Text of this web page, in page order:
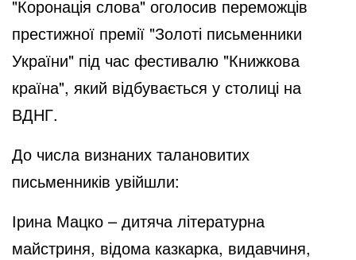
"Коронація слова" оголосив переможців
престижної премії "Золоті письменники
України" під час фестивалю "Книжкова
країна", який відбувається у столиці на
ВДНГ.
До числа визнаних талановитих
письменників увійшли:
Ірина Мацко – дитяча літературна
майстриня, відома казкарка, видавчиня,